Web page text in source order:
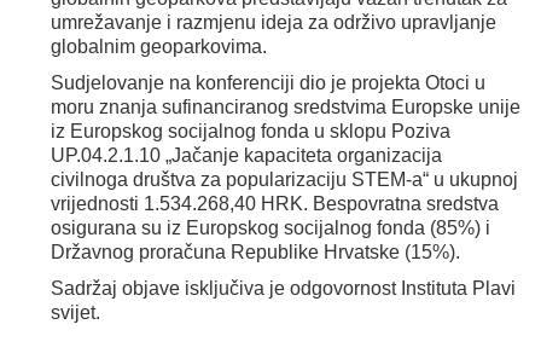
umrežavanje i razmjenu ideja za održivo upravljanje
globalnim geoparkovima.
Sudjelovanje na konferenciji dio je projekta Otoci u
moru znanja sufinanciranog sredstvima Europske unije
iz Europskog socijalnog fonda u sklopu Poziva
UP.04.2.1.10 „Jačanje kapaciteta organizacija
civilnoga društva za popularizaciju STEM-a“ u ukupnoj
vrijednosti 1.534.268,40 HRK. Bespovratna sredstva
osigurana su iz Europskog socijalnog fonda (85%) i
Državnog proračuna Republike Hrvatske (15%).
Sadržaj objave isključiva je odgovornost Instituta Plavi
svijet.